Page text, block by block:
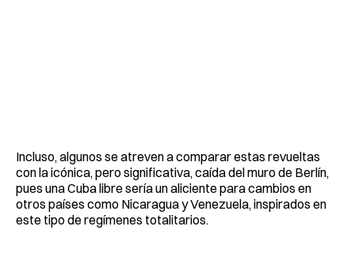
Incluso, algunos se atreven a comparar estas revueltas
con la icónica, pero significativa, caída del muro de Berlín,
pues una Cuba libre sería un aliciente para cambios en
otros países como Nicaragua y Venezuela, inspirados en
este tipo de regímenes totalitarios.